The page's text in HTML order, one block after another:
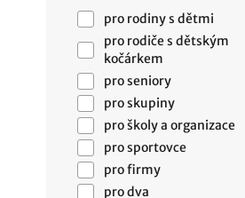
pro rodiny s dětmi
pro rodiče s dětským
kočárkem
pro seniory
pro skupiny
pro školy a organizace
pro sportovce
pro firmy
pro dva